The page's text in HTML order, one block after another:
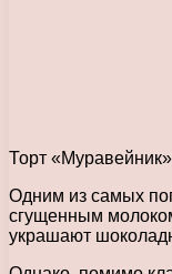
Торт
Одним из самых
сгущенным
украшают